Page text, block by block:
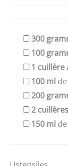
300
100
1 cuillère
100 ml
200
2
150 ml